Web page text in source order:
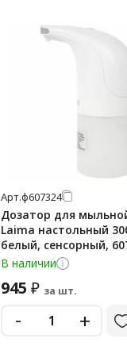
Арт.ф607324
Дозатор для
Laima настольный
белый, сенсорный,
В наличии
945 ₽ за шт.
- +